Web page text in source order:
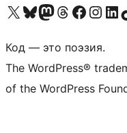
Посетите нас в X (ранее Twitter)
Посетите нашу учётную запись в Bluesky
Посетите нашу ленту в Mastodon
Посетите нашу учётную запись в Threads
Посетите нашу страницу
Посетите
Посетите
Код — это поэзия.
The WordPress®
of the WordPress